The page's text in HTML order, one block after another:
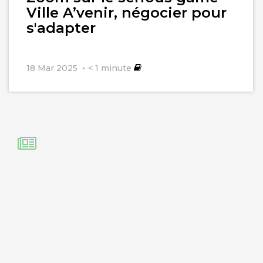
Ville A’venir, négocier pour
s'adapter
18 Mar 2025 < 1 minute